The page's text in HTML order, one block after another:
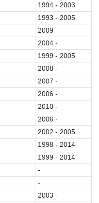
1994 - 2003
1993 - 2005
2009 -
2004 -
1999 - 2005
2008 -
2007 -
2006 -
2010 -
2006 -
2002 - 2005
1998 - 2014
1999 - 2014
-
-
2003 -